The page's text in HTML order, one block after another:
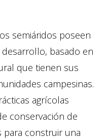
semiáridos poseen
basado en
que tienen sus
campesinas.
agrícolas
conservación de
para construir una